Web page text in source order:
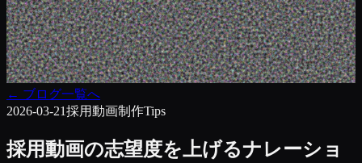
← ブログ一覧へ
2026-03-21採用動画制作Tips
採用動画の志望度を上げるナレーショ